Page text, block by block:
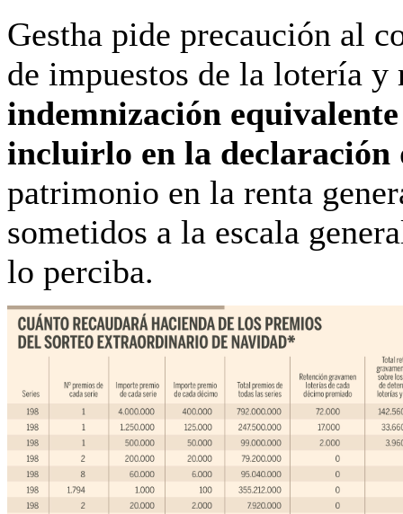
Gestha pide precaución al
de impuestos de la lotería
indemnización
incluirlo en la declaración
patrimonio en la renta
sometidos a la escala
lo perciba.